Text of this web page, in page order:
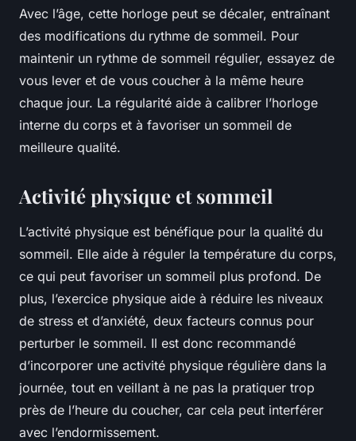
Avec l’âge, cette horloge peut se décaler, entraînant
des modifications du rythme de sommeil. Pour
maintenir un rythme de sommeil régulier, essayez de
vous lever et de vous coucher à la même heure
chaque jour. La régularité aide à calibrer l’horloge
interne du corps et à favoriser un sommeil de
meilleure qualité.
Activité physique et sommeil
L’activité physique est bénéfique pour la qualité du
sommeil. Elle aide à réguler la température du corps,
ce qui peut favoriser un sommeil plus profond. De
plus, l’exercice physique aide à réduire les niveaux
de stress et d’anxiété, deux facteurs connus pour
perturber le sommeil. Il est donc recommandé
d’incorporer une activité physique régulière dans la
journée, tout en veillant à ne pas la pratiquer trop
près de l’heure du coucher, car cela peut interférer
avec l’endormissement.